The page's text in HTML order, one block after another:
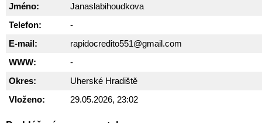
Jméno:
Janaslabihoudkova
Telefon:
-
E-mail:
rapidocredito551@gmail.com
WWW:
-
Okres:
Uherské Hradiště
Vloženo:
29.05.2026, 23:02